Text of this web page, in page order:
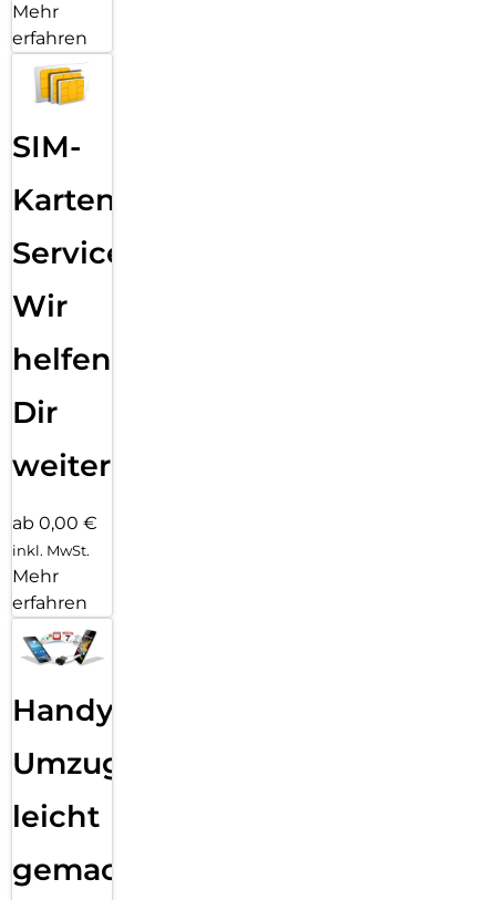
Mehr
erfahren
SIM-
Karten
Service:
Wir
helfen
Dir
weiter
ab 0,00 €
inkl. MwSt.
Mehr
erfahren
Handy
Umzug
leicht
gemacht!